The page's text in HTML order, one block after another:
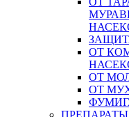
ОТ
ОТ
ОТ